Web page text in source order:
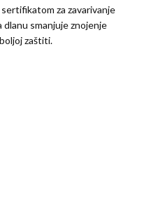
za zavarivanje
smanjuje znojenje
zaštiti.